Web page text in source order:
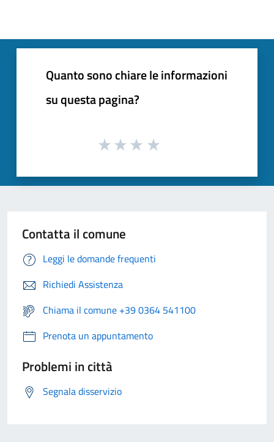
Quanto sono chiare le informazioni
su questa pagina?
Contatta il comune
Leggi le domande frequenti
Richiedi Assistenza
Chiama il comune +39 0364 541100
Prenota un appuntamento
Problemi in città
Segnala disservizio